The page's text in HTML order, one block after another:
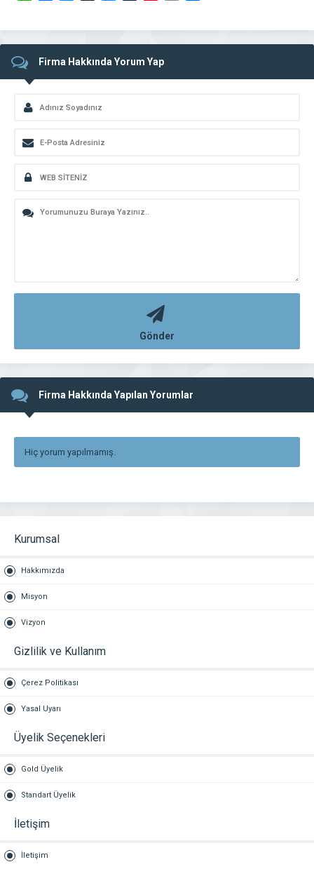
Firma Hakkında Yorum Yap
Gönder
Firma Hakkında Yapılan Yorumlar
Hiç yorum yapılmamış.
Kurumsal
Hakkımızda
Misyon
Vizyon
Gizlilik ve Kullanım
Çerez Politikası
Yasal Uyarı
Üyelik Seçenekleri
Gold Üyelik
Standart Üyelik
İletişim
İletişim